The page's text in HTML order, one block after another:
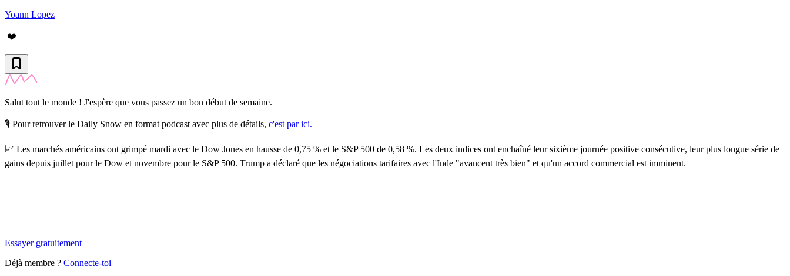
Yoann Lopez
❤️
Salut tout le monde ! J'espère que vous passez un bon début de semaine.
🎙️ Pour retrouver le Daily Snow en format podcast avec plus de détails, c'est par ici.
📈 Les marchés américains ont grimpé mardi avec le Dow Jones en hausse de 0,75 % et le S&P 500 de 0,58 %. Les deux indices ont enchaîné leur sixième journée positive consécutive, leur plus longue série de
gains depuis juillet pour le Dow et novembre pour le S&P 500. Trump a déclaré que les négociations tarifaires avec l'Inde "avancent très bien" et qu'un accord commercial est imminent.
Essayer gratuitement
Déjà membre ? Connecte-toi